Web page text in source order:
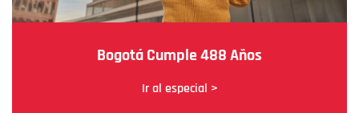
Bogotá Cumple 488 Años
Ir al especial >